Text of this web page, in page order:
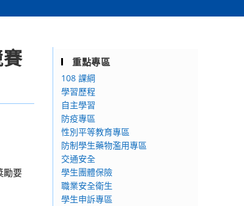
勵要
重點專區
108 課綱
學習歷程
自主學習
防疫專區
性別平等教育專區
防制學生藥物濫用專區
交通安全
學生團體保險
職業安全衛生
學生申訴專區